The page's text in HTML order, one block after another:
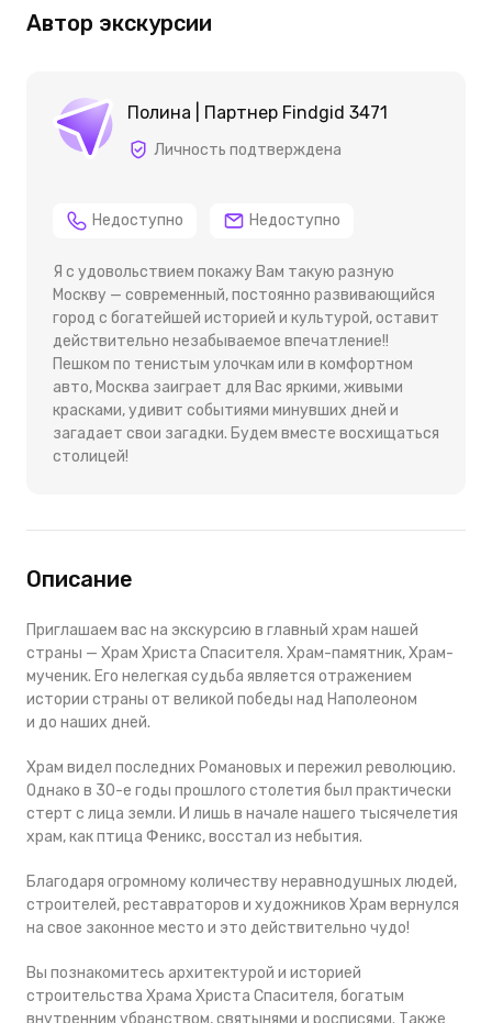
Автор экскурсии
Полина | Партнер Findgid 3471
Личность подтверждена
Недоступно Недоступно
Я с удовольствием покажу Вам такую разную
Москву — современный, постоянно развивающийся
город с богатейшей историей и культурой, оставит
действительно незабываемое впечатление!!
Пешком по тенистым улочкам или в комфортном
авто, Москва заиграет для Вас яркими, живыми
красками, удивит событиями минувших дней и
загадает свои загадки. Будем вместе восхищаться
столицей!
Описание
Приглашаем вас на экскурсию в главный храм нашей
страны — Храм Христа Спасителя. Храм-памятник, Храм-
мученик. Его нелегкая судьба является отражением
истории страны от великой победы над Наполеоном
и до наших дней.
Храм видел последних Романовых и пережил революцию.
Однако в 30-е годы прошлого столетия был практически
стерт с лица земли. И лишь в начале нашего тысячелетия
храм, как птица Феникс, восстал из небытия.
Благодаря огромному количеству неравнодушных людей,
строителей, реставраторов и художников Храм вернулся
на свое законное место и это действительно чудо!
Вы познакомитесь архитектурой и историей
строительства Храма Христа Спасителя, богатым
внутренним убранством, святынями и росписями. Также